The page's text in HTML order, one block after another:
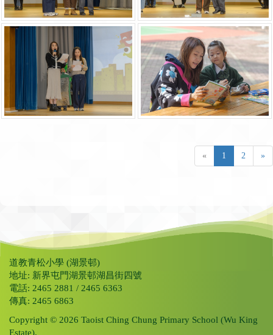
« 1 2 »
道教青松小學 (湖景邨)
地址: 新界屯門湖景邨湖昌街四號
電話: 2465 2881 / 2465 6363
傳真: 2465 6863
Copyright © 2026 Taoist Ching Chung Primary School (Wu King
Estate).